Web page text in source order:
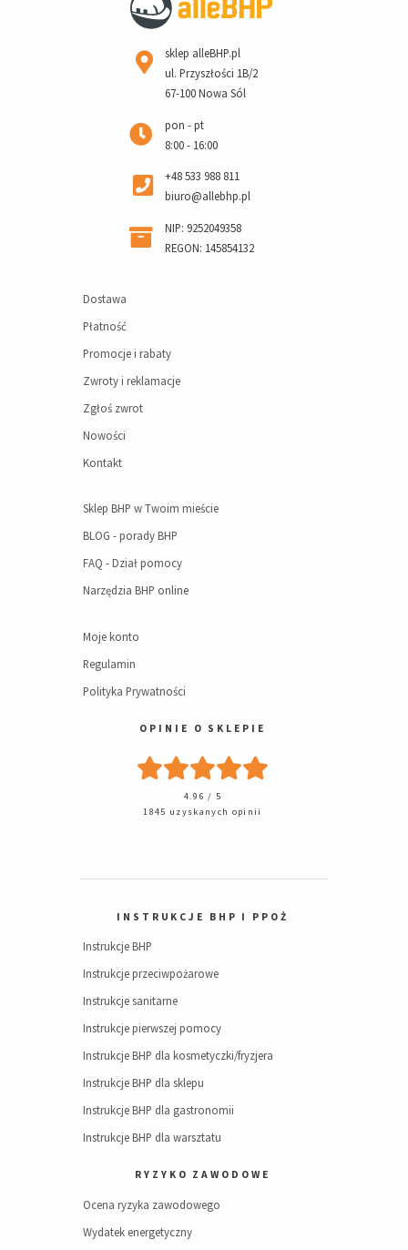
sklep alleBHP.pl
ul. Przyszłości 1B/2
67-100 Nowa Sól
pon - pt
8:00 - 16:00
+48 533 988 811
biuro@allebhp.pl
NIP: 9252049358
REGON: 145854132
Dostawa
Płatność
Promocje i rabaty
Zwroty i reklamacje
Zgłoś zwrot
Nowości
Kontakt
Sklep BHP w Twoim mieście
BLOG - porady BHP
FAQ - Dział pomocy
Narzędzia BHP online
Moje konto
Regulamin
Polityka Prywatności
OPINIE O SKLEPIE
4.96 / 5
1845 uzyskanych opinii
INSTRUKCJE BHP I PPOŻ
Instrukcje BHP
Instrukcje przeciwpożarowe
Instrukcje sanitarne
Instrukcje pierwszej pomocy
Instrukcje BHP dla kosmetyczki/fryzjera
Instrukcje BHP dla sklepu
Instrukcje BHP dla gastronomii
Instrukcje BHP dla warsztatu
RYZYKO ZAWODOWE
Ocena ryzyka zawodowego
Wydatek energetyczny